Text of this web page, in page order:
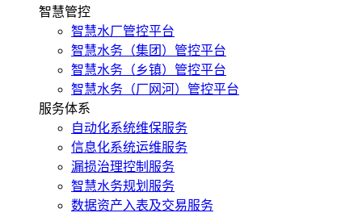
智慧管控
智慧水厂管控平台
智慧水务（集团）管控平台
智慧水务（乡镇）管控平台
智慧水务（厂网河）管控平台
服务体系
自动化系统维保服务
信息化系统运维服务
漏损治理控制服务
智慧水务规划服务
数据资产入表及交易服务